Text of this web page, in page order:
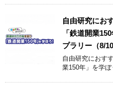
自由研究にお
「鉄道開業
プラリー（8/
自由研究におす
業150年」を学ぼ